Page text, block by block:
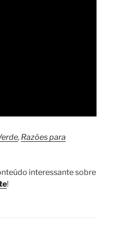
, Razões para
interessante sobre
!